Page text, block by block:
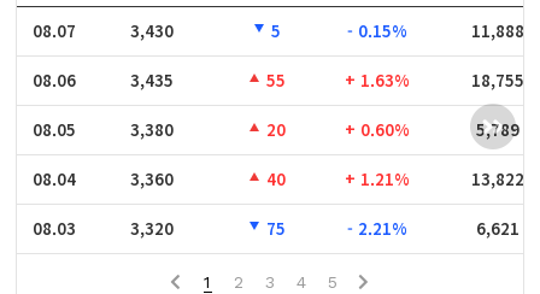
08.07
08.06
08.05
08.04
08.03
08.07 3,430 5 - 0.15% 11,888
08.06 3,435 55 + 1.63% 18,755
08.05 3,380 20 + 0.60% 5,789
08.04 3,360 40 + 1.21% 13,822
08.03 3,320 75 - 2.21% 6,621
1 2 3 4 5